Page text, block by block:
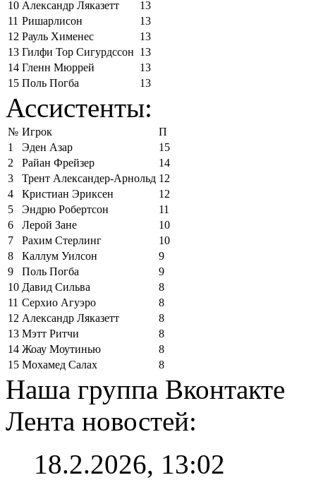
10 Александр Ляказетт
13
11 Ришарлисон
13
12 Рауль Хименес
13
13 Гилфи Тор Сигурдссон 13
14 Гленн Мюррей
13
15 Поль Погба 13
Ассистенты:
№ Игрок
П
1
Эден Азар
15
2
Райан Фрейзер
14
3
Трент Александер-Арнольд 12
4
Кристиан Эриксен
12
5
Эндрю Робертсон
11
6
Лерой Зане
10
7
Рахим Стерлинг
10
8
Каллум Уилсон
9
9
Поль Погба
9
10 Давид Сильва
8
11 Серхио Агуэро
8
12 Александр Ляказетт
8
13 Мэтт Ритчи
8
14 Жоау Моутинью
8
15 Мохамед Салах 8
Наша группа Вконтакте
Лента новостей:
18.2.2026, 13:02